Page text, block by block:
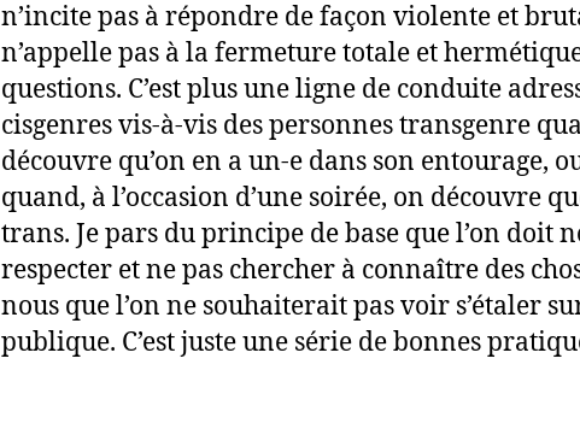
n’incite pas à répondre de façon violente et
n’appelle pas à la fermeture totale et
questions. C’est plus une ligne de conduite
cisgenres vis-à-vis des personnes transgenre
découvre qu’on en a un-e dans son entourage,
quand, à l’occasion d’une soirée, on découvre
trans. Je pars du principe de base que l’on doit
respecter et ne pas chercher à connaître des
nous que l’on ne souhaiterait pas voir s’étaler
publique. C’est juste une série de bonnes